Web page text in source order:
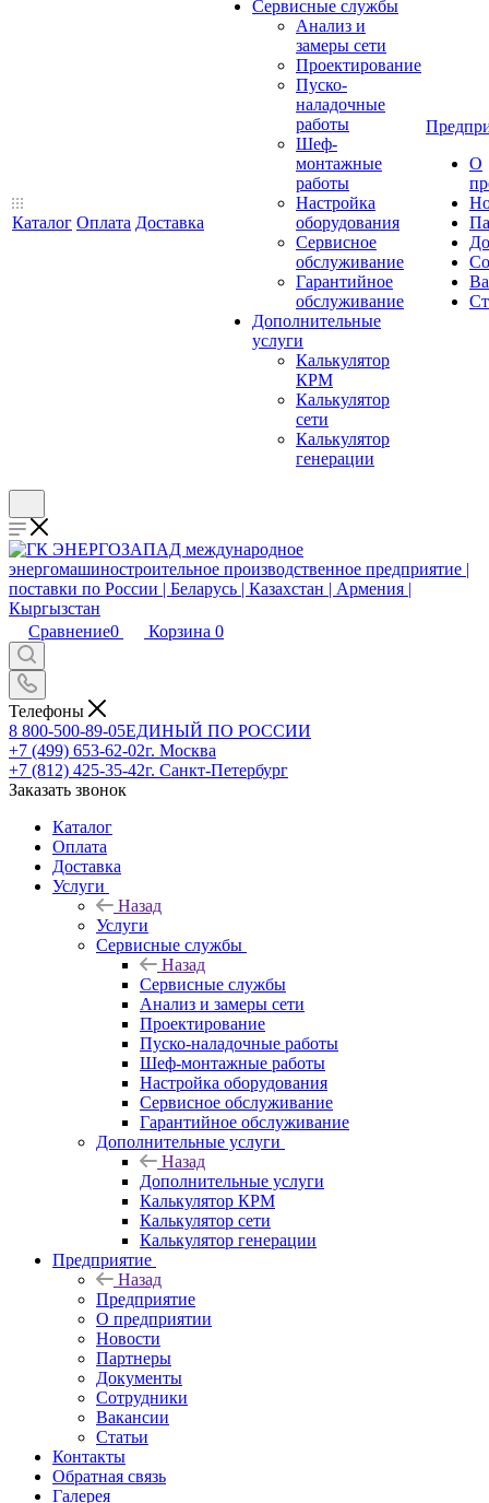
Каталог Оплата Доставка
Сервисные службы
Анализ и
замеры сети
Проектирование
Пуско-
наладочные
работы
Шеф-
монтажные
работы
Настройка
оборудования
Сервисное
обслуживание
Гарантийное
обслуживание
Дополнительные
услуги
Калькулятор
КРМ
Калькулятор
сети
Калькулятор
генерации
О
Сравнение0 Корзина 0
Телефоны
8 800-500-89-05ЕДИНЫЙ ПО РОССИИ
+7 (499) 653-62-02г. Москва
+7 (812) 425-35-42г. Санкт-Петербург
Заказать звонок
Каталог
Оплата
Доставка
Услуги
Назад
Услуги
Сервисные службы
Назад
Сервисные службы
Анализ и замеры сети
Проектирование
Пуско-наладочные работы
Шеф-монтажные работы
Настройка оборудования
Сервисное обслуживание
Гарантийное обслуживание
Дополнительные услуги
Назад
Дополнительные услуги
Калькулятор КРМ
Калькулятор сети
Калькулятор генерации
Предприятие
Назад
Предприятие
О предприятии
Новости
Партнеры
Документы
Сотрудники
Вакансии
Статьи
Контакты
Обратная связь
Галерея